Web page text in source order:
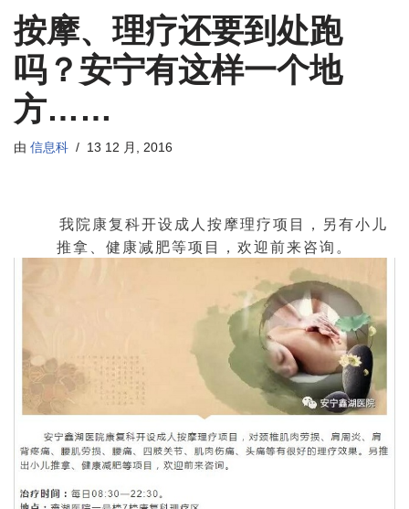
按摩、理疗还要到处跑
吗？安宁有这样一个地
方……
由 信息科 13 12 月, 2016
我院康复科开设成人按摩理疗项目，另有小儿
推拿、健康减肥等项目，欢迎前来咨询。